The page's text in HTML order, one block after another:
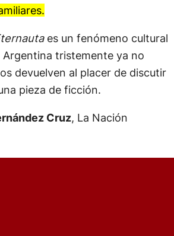
es un fenómeno cultural
Argentina tristemente ya no
devuelven al placer de discutir
pieza de ficción.
Cruz, La Nación